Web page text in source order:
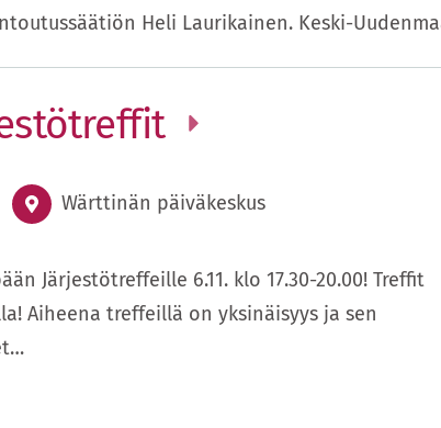
Heli Laurikainen. Keski-
Wärttinän päiväkeskus
Järjestötreffeille 6.11. klo 17.30-20.00! Treffit
Aiheena treffeillä on yksinäisyys ja sen